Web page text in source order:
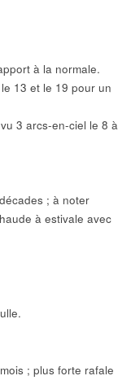
à la normale.
13 et le 19 pour un
3 arcs-en-ciel le 8 à
; à noter
à estivale avec
; plus forte rafale